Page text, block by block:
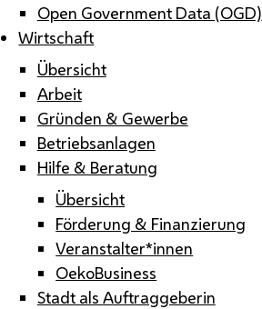
Open Government Data (OGD)
Wirtschaft
Übersicht
Arbeit
Gründen & Gewerbe
Betriebsanlagen
Hilfe & Beratung
Übersicht
Förderung & Finanzierung
Veranstalter*innen
OekoBusiness
Stadt als Auftraggeberin